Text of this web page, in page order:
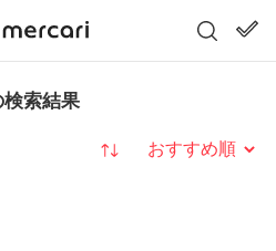
検索結果
並び替え